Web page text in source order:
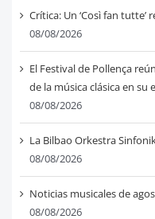
Crítica: Un ‘Così fan
08/08/2026
El Festival de Pollença
de la música clásica en su
08/08/2026
La Bilbao Orkestra
08/08/2026
Noticias musicales de
08/08/2026